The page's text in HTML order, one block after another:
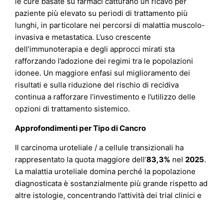
paziente più elevato su periodi di trattamento più
lunghi, in particolare nei percorsi di malattia muscolo-
invasiva e metastatica. L’uso crescente
dell’immunoterapia e degli approcci mirati sta
rafforzando l’adozione dei regimi tra le popolazioni
idonee. Un maggiore enfasi sul miglioramento dei
risultati e sulla riduzione del rischio di recidiva
continua a rafforzare l’investimento e l’utilizzo delle
opzioni di trattamento sistemico.
Approfondimenti per Tipo di Cancro
Il carcinoma uroteliale / a cellule transizionali ha
rappresentato la quota maggiore dell’83,3% nel2025.
La malattia uroteliale domina perché la popolazione
diagnosticata è sostanzialmente più grande rispetto ad
altre istologie, concentrando l’attività dei trial clinici e